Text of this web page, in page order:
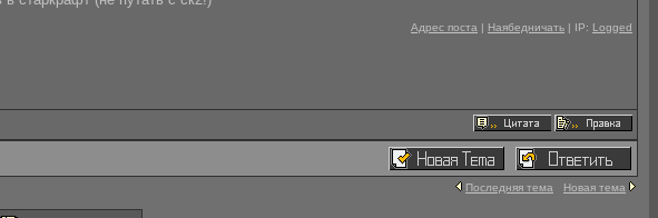
Адрес поста | Наябедничать | IP: Logged
Последняя тема Новая тема